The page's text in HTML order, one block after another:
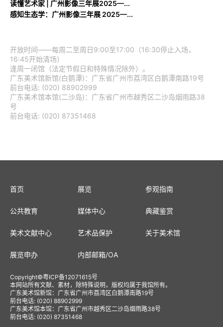
读懂艺术家 | 广州影像三年展2025—...
感知生态学：广州影像三年展 2025—...
开放时间——每周二至周日9:00至17:00（16:30停止入场，
16:45开始清场）
逢周一闭馆（法定节假日和特殊情况除外）。
广东美术馆新馆(白鹅潭)：广东省广州市荔湾区白鹅潭南路19号
前台电话: (020) 88902999
广东美术馆本馆(二沙岛)：广东省广州市越秀区二沙岛烟雨路38
号
前台电话: (020) 87351468
首页 展览 参观指南
公共教育 媒体中心 典藏鉴赏
美术文献中心 艺术品保护 关于美术馆
展览申办 内部邮箱/OA
Copyright©粤ICP备12071615号
本网站所有文献、素材，除特殊说明，版权均属于我馆所有。
广东美术馆新馆：广东省广州市荔湾区白鹅潭南路19号
前台电话: (020) 88902999
广东美术馆本馆：广东省广州市越秀区二沙岛烟雨路38号
前台电话: (020) 87351468